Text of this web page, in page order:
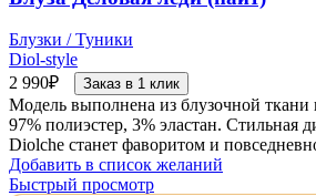
Блузки / Туники
Diol-style
2 990₽ Заказ в 1 клик
Модель выполнена из блузочной ткани
97% полиэстер, 3% эластан. Стильная
Diolche станет фаворитом и
Добавить в список желаний
Быстрый просмотр